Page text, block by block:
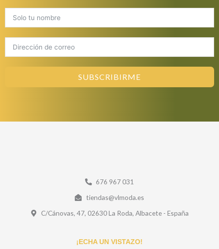
SUBSCRIBIRME
676 967 031
tiendas@vlmoda.es
C/Cánovas, 47, 02630 La Roda, Albacete - España
¡ECHA UN VISTAZO!